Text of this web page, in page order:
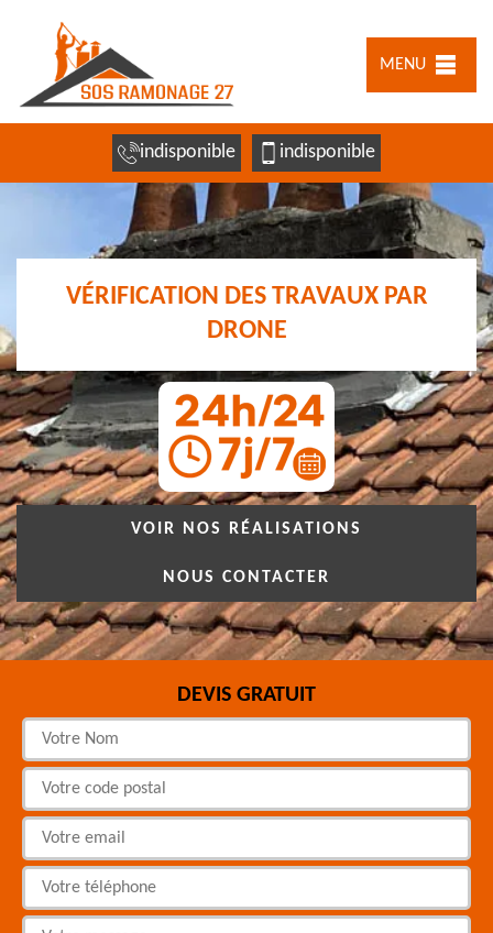
MENU
indisponible indisponible
VÉRIFICATION DES TRAVAUX PAR
DRONE
VOIR NOS RÉALISATIONS
NOUS CONTACTER
DEVIS GRATUIT